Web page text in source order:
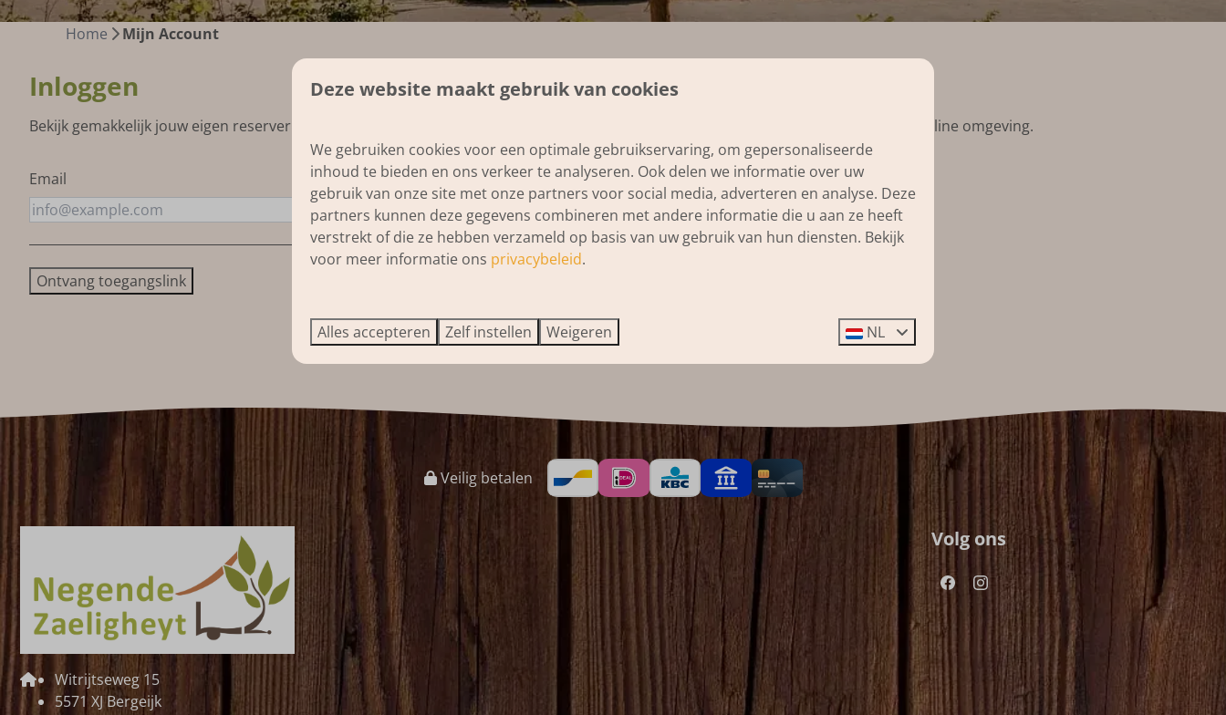
Home Mijn Account
Inloggen
Bekijk gemakkelijk jouw eigen reservering. Vul het e-mailadres in waarmee een reservering is gemaakt en ontvang de link naar de online omgeving.
Email
Ontvang toegangslink
Veilig betalen
Witrijtseweg 15
5571 XJ Bergeijk
Volg ons
Deze website maakt gebruik van cookies
We gebruiken cookies voor een optimale gebruikservaring, om gepersonaliseerde
inhoud te bieden en ons verkeer te analyseren. Ook delen we informatie over uw
gebruik van onze site met onze partners voor social media, adverteren en analyse. Deze
partners kunnen deze gegevens combineren met andere informatie die u aan ze heeft
verstrekt of die ze hebben verzameld op basis van uw gebruik van hun diensten. Bekijk
voor meer informatie ons privacybeleid.
Alles accepteren Zelf instellen Weigeren NL